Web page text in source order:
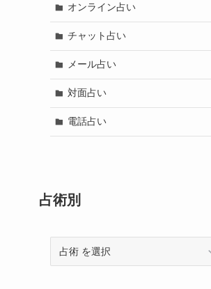
オンライン占い
チャット占い
メール占い
対面占い
電話占い
占術別
術